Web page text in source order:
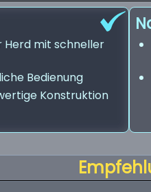
Herd mit schneller
Bedienung
Konstruktion